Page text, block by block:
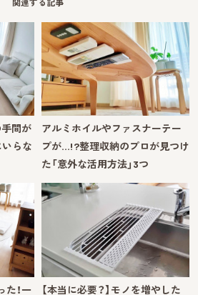
関連する記事
手間が
いらな
アルミホイルやファスナーテー
プが…!?整理収納のプロが見つけ
た「意外な活用方法」3つ
！一
【本当に必要？】モノを増やした